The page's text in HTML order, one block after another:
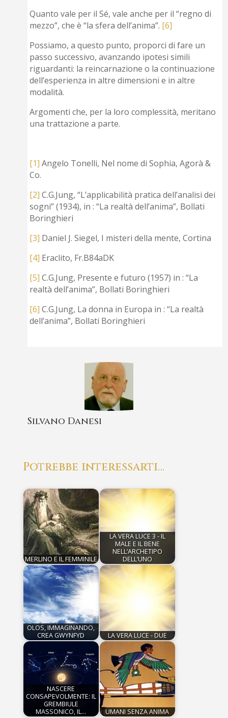
Quanto vale per il Sé, vale anche per il “regno di
mezzo”, che è “la sfera dell’anima”. [6]
Possiamo, a questo punto, proporci di fare un
passo successivo, avanzando ipotesi simili
riguardanti: la reincarnazione o la continuazione
dell’esperienza in altre dimensioni e in altre
modalità.
Argomenti che, per la loro complessità, meritano
una trattazione a parte.
[1] Angelo Tonelli, Nel nome di Sophia, Agorà &
Co.
[2] C.G.Jung, “L’applicabilità pratica dell’analisi dei
sogni” (1934), in : “La realtà dell’anima”, Bollati
Boringhieri
[3] Daniel J. Siegel, I misteri della mente, Cortina
[4] Eraclito, Fr.B84aDK
[5] C.G.Jung, Presente e futuro (1957) in : “La
realtà dell’anima”, Bollati Boringhieri
[6] C.G.Jung, La donna in Europa in : “La realtà
dell’anima”, Bollati Boringhieri
Silvano Danesi
Potrebbe interessarti…
MERLINO E IL FEMMINILE
LA VERA LUCE 3 - IL
MALE E IL BENE
NELL’ARCHETIPO
DELL’UNO
OLOS, IMMAGINANDO,
CREA GWYNFYD
LA VERA LUCE - DUE
NASCERE
CONSAPEVOLMENTE: IL
GREMBIULE
MASSONICO, IL…
UMANI SENZA ANIMA